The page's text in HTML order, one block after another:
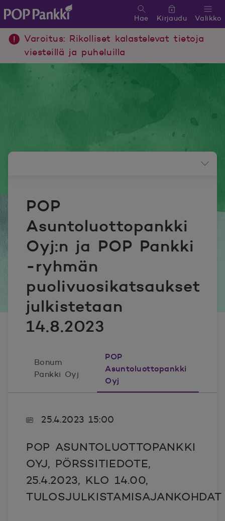
POP Pankki, etusivulle
Valikko
Hae Kirjaudu
Varoitus: Rikolliset kalastelevat tietoja
viesteillä ja puheluilla
POP
Asuntoluottopankki
Oyj:n ja POP Pankki
-ryhmän
puolivuosikatsaukset
julkistetaan
14.8.2023
Bonum
Pankki Oyj
POP
Asuntoluottopankki
Oyj
25.4.2023 15:00
POP ASUNTOLUOTTOPANKKI
OYJ, PÖRSSITIEDOTE,
25.4.2023, KLO 14.00,
TULOSJULKISTAMISAJANKOHDAT